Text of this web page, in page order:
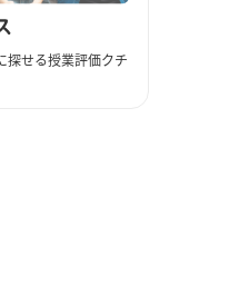
探せる授業評価クチ